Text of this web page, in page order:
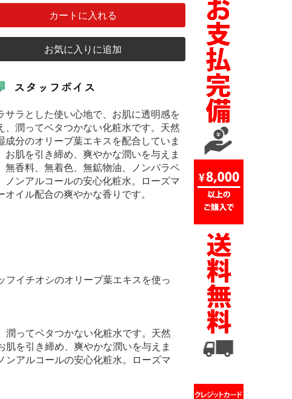
カートに入れる
お気に入りに追加
サラとした使い心地で、お肌に透明感を
、潤ってベタつかない化粧水です。天然
成分のオリーブ葉エキスを配合していま
お肌を引き締め、爽やかな潤いを与えま
無香料、無着色、無鉱物油、ノンパラベ
ノンアルコールの安心化粧水。ローズマ
オイル配合の爽やかな香りです。
フイチオシのオリーブ葉エキスを使っ
ってベタつかない化粧水です。天然
を引き締め、爽やかな潤いを与えま
アルコールの安心化粧水。ローズマ